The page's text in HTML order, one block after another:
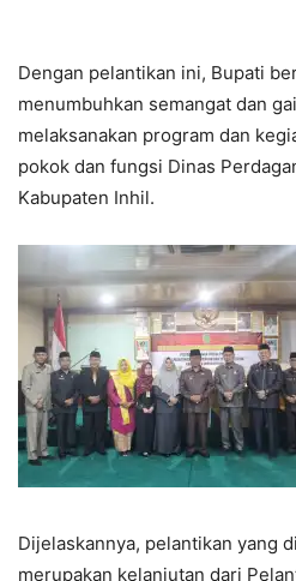
Dengan pelantikan ini, Bupati
menumbuhkan semangat dan
melaksanakan program dan
pokok dan fungsi Dinas
Kabupaten Inhil.
Dijelaskannya, pelantikan yang
merupakan kelanjutan dari